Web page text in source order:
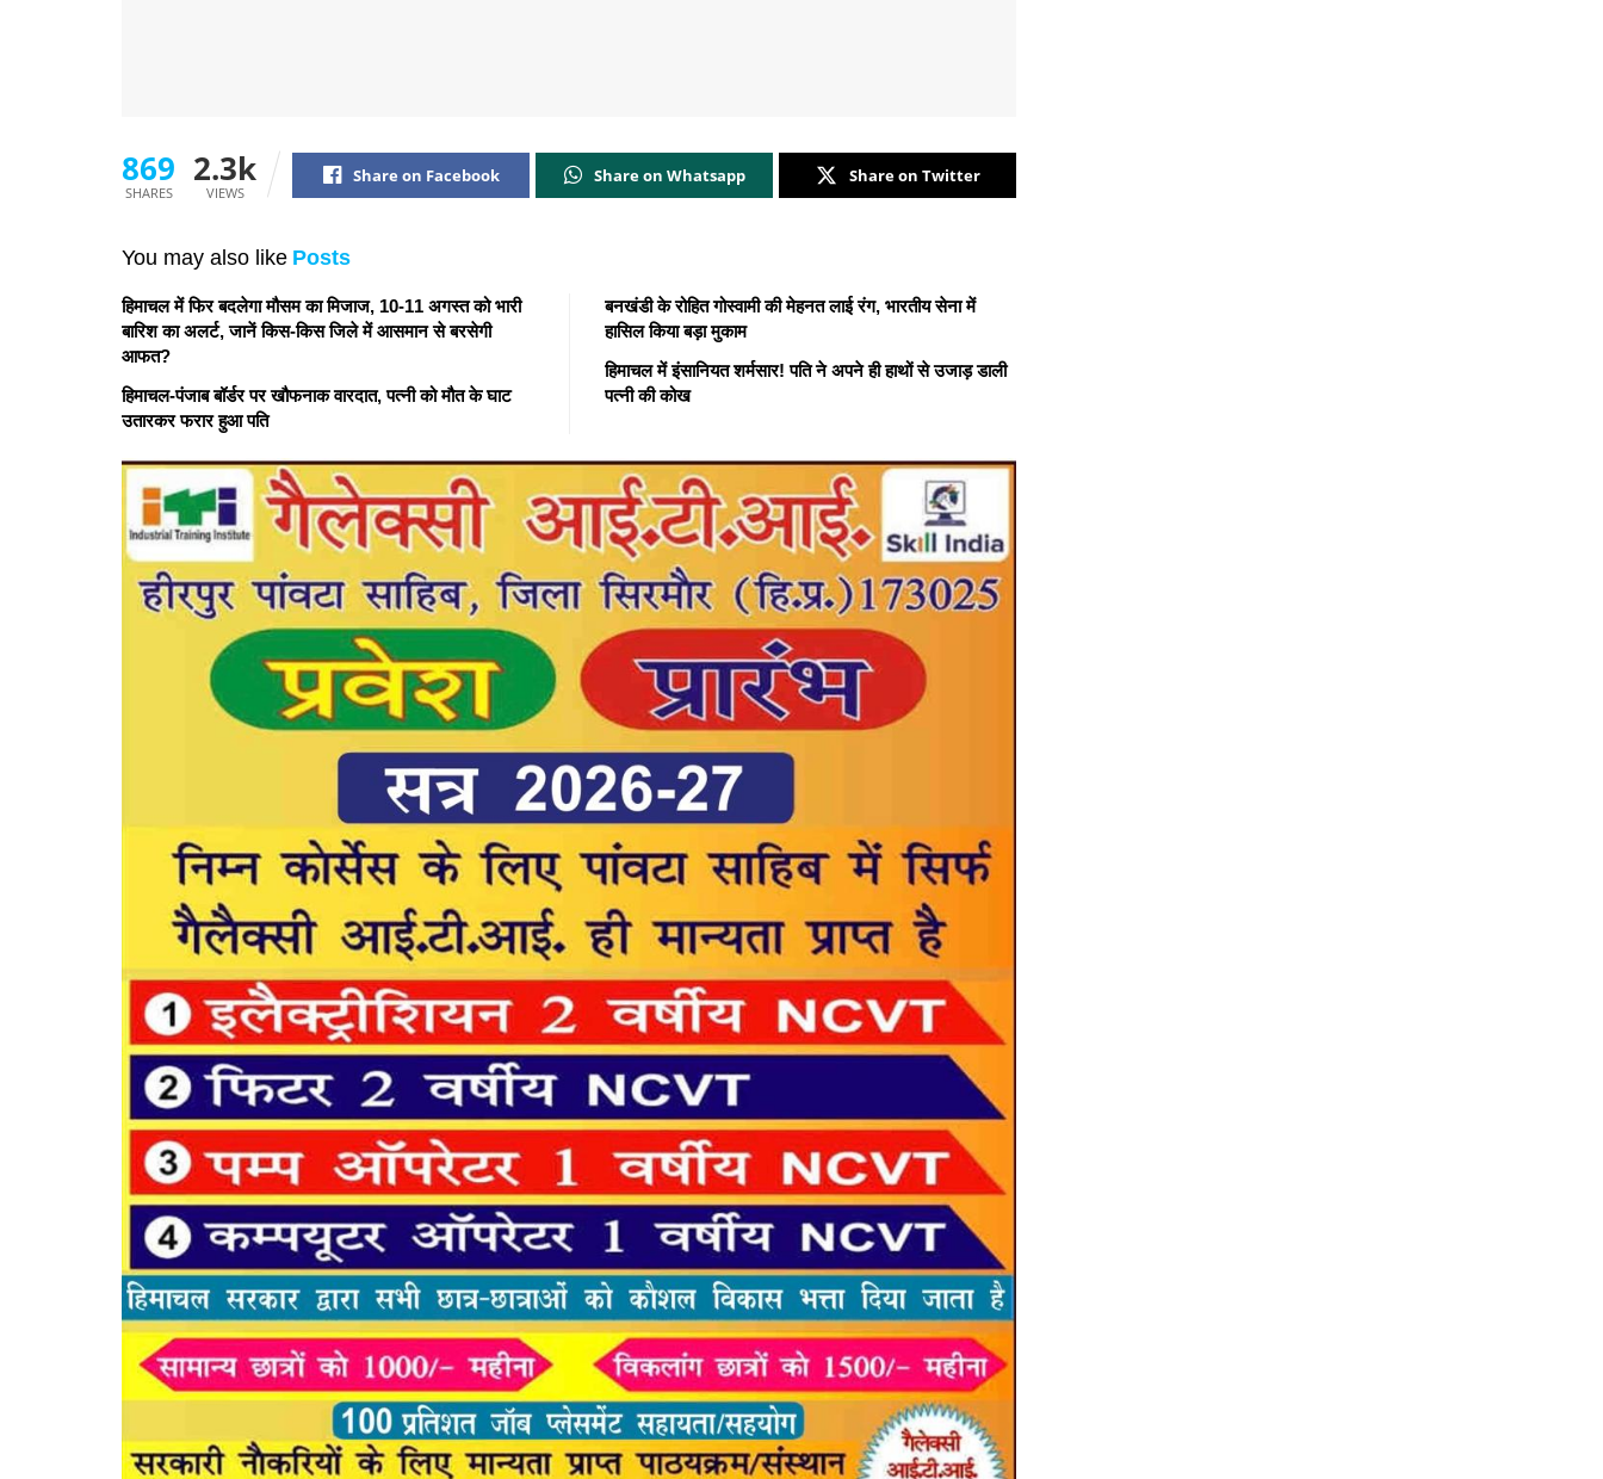
869
SHARES
2.3k
VIEWS
Share on Facebook Share on Whatsapp Share on Twitter
You may also like Posts
हिमाचल में फिर बदलेगा मौसम का मिजाज, 10-11 अगस्त को भारी
बारिश का अलर्ट, जानें किस-किस जिले में आसमान से बरसेगी
आफत?
हिमाचल-पंजाब बॉर्डर पर खौफनाक वारदात, पत्नी को मौत के घाट
उतारकर फरार हुआ पति
बनखंडी के रोहित गोस्वामी की मेहनत लाई रंग, भारतीय सेना में
हासिल किया बड़ा मुकाम
हिमाचल में इंसानियत शर्मसार! पति ने अपने ही हाथों से उजाड़ डाली
पत्नी की कोख